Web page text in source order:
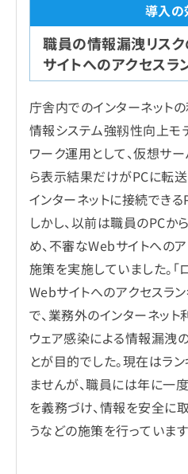
職員の情報漏洩リス
サイトへのアクセスラ
庁舎内でのインターネット
情報システム強靱性向上モ
ワーク運用として、仮想サ
ら表示結果だけがPCに転送
インターネットに接続でき
しかし、以前は職員のPCか
め、不審なWebサイトへの
施策を実施していました。
Webサイトへのアクセスラ
で、業務外のインターネッ
ウェア感染による情報漏洩
とが目的でした。現在はラ
ませんが、職員には年に一
を義務づけ、情報を安全に
うなどの施策を行っています